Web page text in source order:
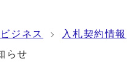
ジネス 入札契約情報
らせ